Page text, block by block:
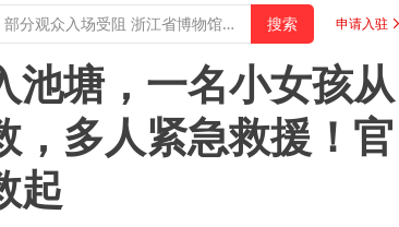
申请入驻
池塘，一名小女孩从
，多人紧急救援！官
起